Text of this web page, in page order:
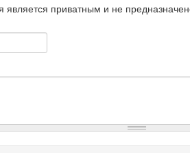
является приватным и не